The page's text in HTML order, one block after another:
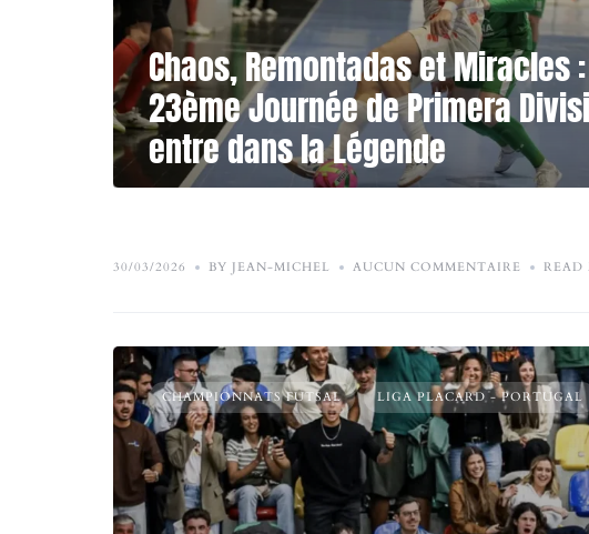
Chaos, Remontadas et Miracles
23ème Journée de Primera
entre dans la Légende
30/03/2026 BY JEAN-MICHEL AUCUN COMMENTAIRE READ
CHAMPIONNATS FUTSAL LIGA PLACARD - PORTUGAL